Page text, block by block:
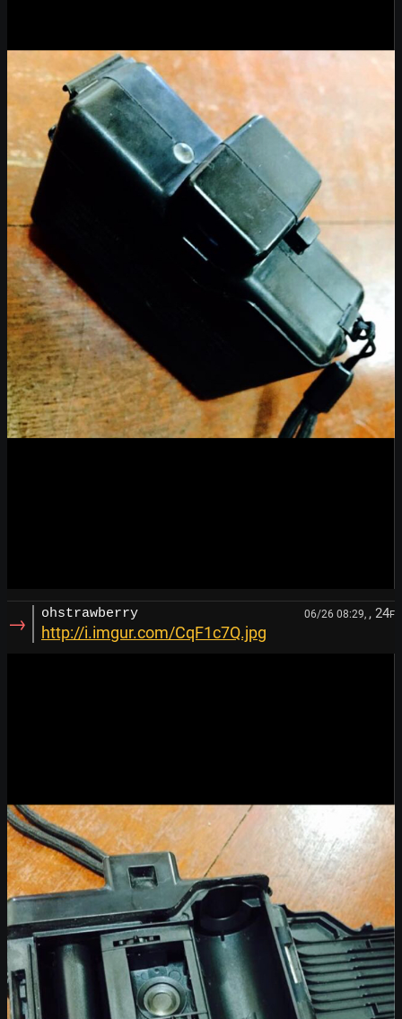
→ ohstrawberry 06/26 08:29, , 24F
http://i.imgur.com/CqF1c7Q.jpg